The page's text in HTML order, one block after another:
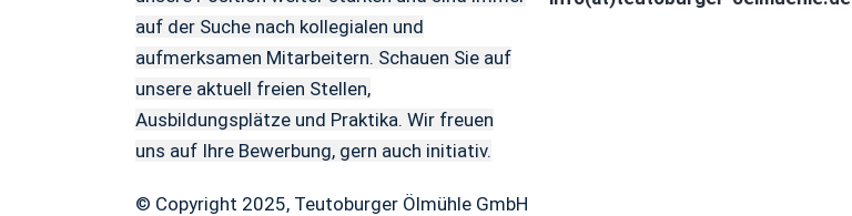
auf der Suche nach kollegialen und
aufmerksamen Mitarbeitern. Schauen Sie auf
unsere aktuell freien Stellen,
Ausbildungsplätze und Praktika. Wir freuen
uns auf Ihre Bewerbung, gern auch initiativ.
© Copyright 2025, Teutoburger Ölmühle GmbH